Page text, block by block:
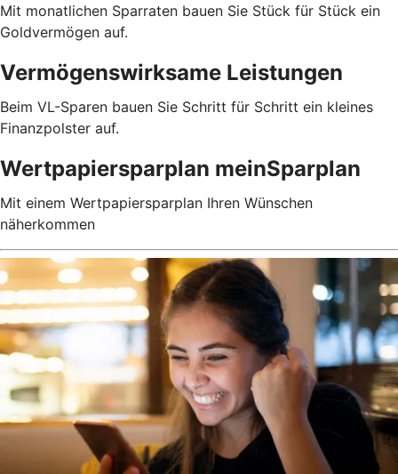
Mit monatlichen Sparraten bauen Sie Stück für Stück ein
Goldvermögen auf.
Vermögenswirksame Leistungen
Beim VL-Sparen bauen Sie Schritt für Schritt ein kleines
Finanzpolster auf.
Wertpapiersparplan meinSparplan
Mit einem Wertpapiersparplan Ihren Wünschen
näherkommen